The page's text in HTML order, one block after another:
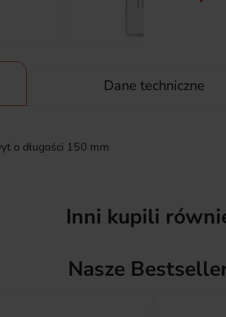
Dane techniczne
o długości 150 mm
Inni kupili
Nasze